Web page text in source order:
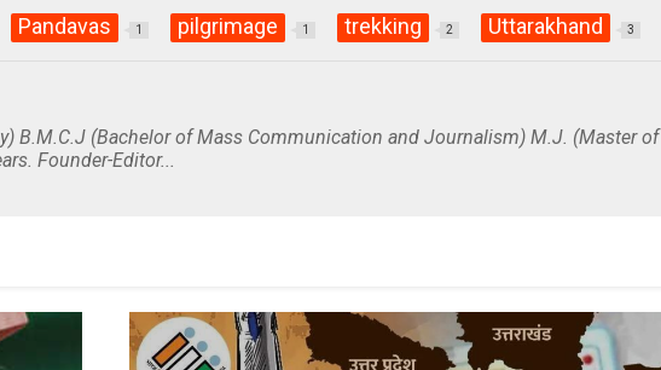
Pandavas 1 pilgrimage 1 trekking 2 Uttarakhand 3
B.M.C.J (Bachelor of Mass Communication and Journalism) M.J. (Master of
Founder-Editor...